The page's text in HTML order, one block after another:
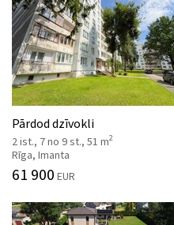
Kontakti
Pārdod dzīvokli
2 ist., 7 no 9 st., 51 m2
Rīga, Imanta
61 900 EUR